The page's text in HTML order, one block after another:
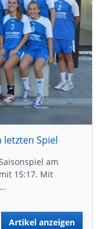
letzten Spiel
am
15:17. Mit
Artikel anzeigen